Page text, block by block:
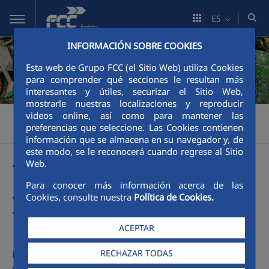
Saltar al contenido principal
INFORMACIÓN SOBRE COOKIES
Esta web de Grupo FCC (el Sitio Web) utiliza Cookies
para comprender qué secciones le resultan más
interesantes y útiles, securizar el Sitio Web,
mostrarle nuestras localizaciones y reproducir
videos online, así como para mantener las
preferencias que seleccione. Las Cookies contienen
información que se almacena en su navegador y, de
este modo, se le reconocerá cuando regrese al Sitio
Web.
Para conocer más información acerca de las
Cookies, consulte nuestra Política de Cookies.
ACEPTAR
RECHAZAR TODAS
ES
FCC Ámbito > Servicios Reciclaje de aparatos electrónicos
Tratamiento específico y descontaminación
Tratamiento específico
y descontaminación
Los RAEE que no puedan ser reutilizados son sometidos a